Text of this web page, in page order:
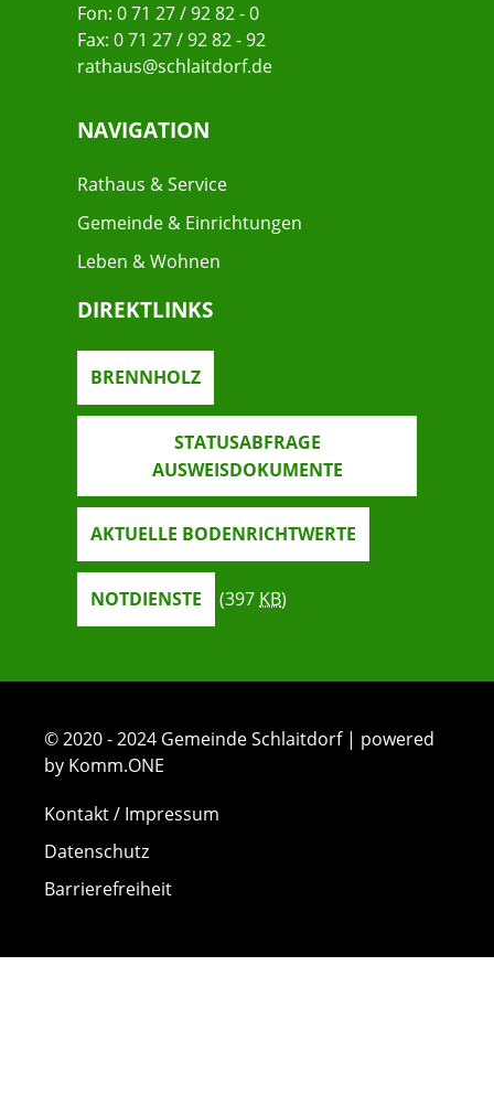
Fon: 0 71 27 / 92 82 - 0
Fax: 0 71 27 / 92 82 - 92
rathaus@schlaitdorf.de
NAVIGATION
Rathaus & Service
Gemeinde & Einrichtungen
Leben & Wohnen
DIREKTLINKS
BRENNHOLZ
STATUSABFRAGE
AUSWEISDOKUMENTE
AKTUELLE BODENRICHTWERTE
NOTDIENSTE (397 KB)
© 2020 - 2024 Gemeinde Schlaitdorf | powered
by Komm.ONE
Kontakt / Impressum
Datenschutz
Barrierefreiheit